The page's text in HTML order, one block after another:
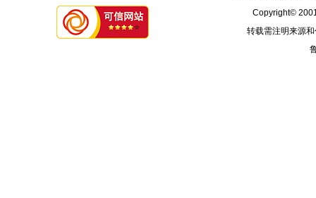
Copyright©
转载需注明来源